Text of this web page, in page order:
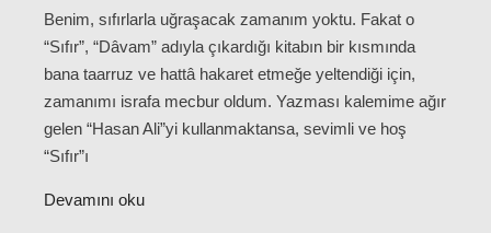
Benim, sıfırlarla uğraşacak zamanım yoktu. Fakat o
“Sıfır”, “Dâvam” adıyla çıkardığı kitabın bir kısmında
bana taarruz ve hattâ hakaret etmeğe yeltendiği için,
zamanımı israfa mecbur oldum. Yazması kalemime ağır
gelen “Hasan Ali”yi kullanmaktansa, sevimli ve hoş
“Sıfır”ı
Devamını oku